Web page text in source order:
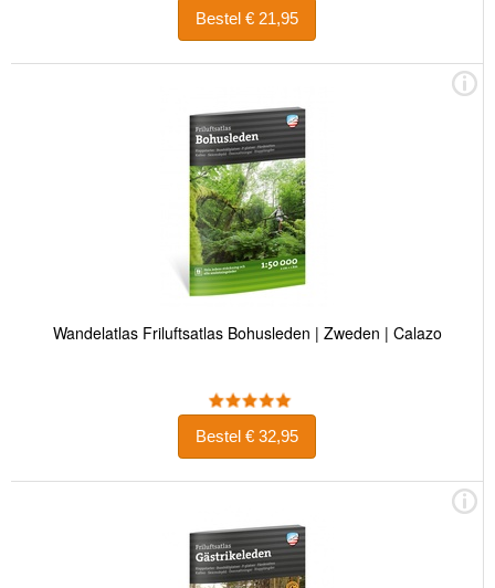
Bestel € 21,95
Wandelatlas Friluftsatlas Bohusleden | Zweden | Calazo
Bestel € 32,95